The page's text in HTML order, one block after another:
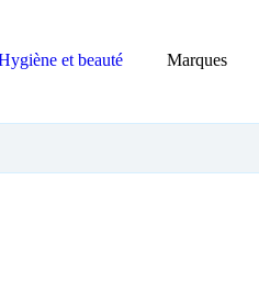
et beauté Marques